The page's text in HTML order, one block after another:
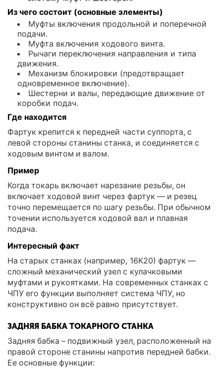
Из чего состоит (основные элементы)
Муфты включения продольной и поперечной
подачи.
Муфта включения ходового винта.
Рычаги переключения направления и типа
движения.
Механизм блокировки (предотвращает
одновременное включение).
Шестерни и валы, передающие движение от
коробки подач.
Где находится
Фартук крепится к передней части суппорта, с
левой стороны станины станка, и соединяется с
ходовым винтом и валом.
Пример
Когда токарь включает нарезание резьбы, он
включает ходовой винт через фартук — и резец
точно перемещается по шагу резьбы. При обычном
точении используется ходовой вал и плавная
подача.
Интересный факт
На старых станках (например, 16К20) фартук —
сложный механический узел с кулачковыми
муфтами и рукоятками. На современных станках с
ЧПУ его функции выполняет система ЧПУ, но
конструктивно он всё равно присутствует.
ЗАДНЯЯ БАБКА ТОКАРНОГО СТАНКА
Задняя бабка – подвижный узел, расположенный на
правой стороне станины напротив передней бабки.
Ее основные функции: